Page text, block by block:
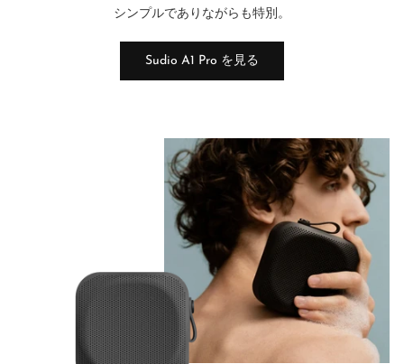
シンプルでありながらも特別。
Sudio A1 Pro を見る